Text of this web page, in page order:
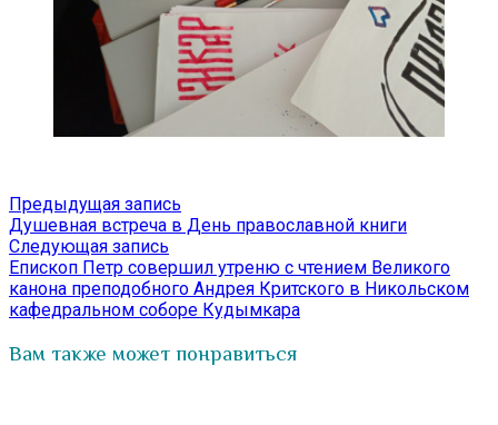
Навигация
по
записям
Предыдущая запись
запись:
Душевная встреча в День православной книги
Следующая запись
запись:
Епископ Петр совершил утреню с чтением Великого
канона преподобного Андрея Критского в Никольском
кафедральном соборе Кудымкара
Вам также может понравиться